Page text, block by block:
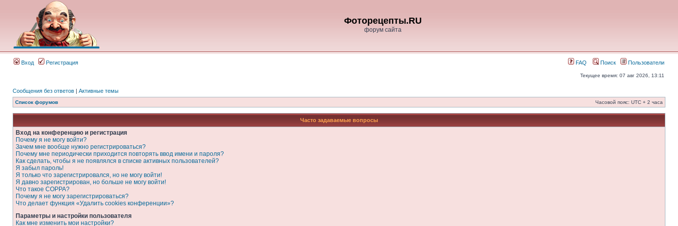
Фоторецепты.RU
форум сайта
Вход Регистрация FAQ Поиск Пользователи
Текущее время: 07 авг 2026, 13:11
Сообщения без ответов | Активные темы
Список форумов Часовой пояс: UTC + 2 часа
Часто задаваемые вопросы
Вход на конференцию и регистрация
Почему я не могу войти?
Зачем мне вообще нужно регистрироваться?
Почему мне периодически приходится повторять ввод имени и пароля?
Как сделать, чтобы я не появлялся в списке активных пользователей?
Я забыл пароль!
Я только что зарегистрировался, но не могу войти!
Я давно зарегистрирован, но больше не могу войти!
Что такое COPPA?
Почему я не могу зарегистрироваться?
Что делает функция «Удалить cookies конференции»?
Параметры и настройки пользователя
Как мне изменить мои настройки?